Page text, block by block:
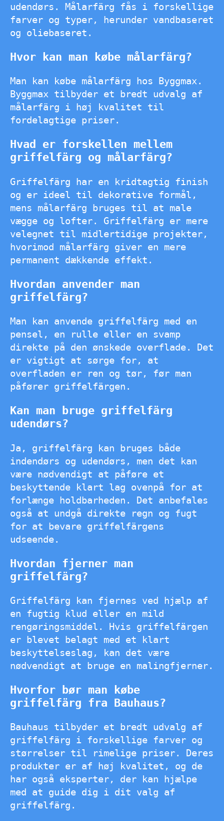
udendørs. Målarfärg fås i forskellige
farver og typer, herunder vandbaseret
og oliebaseret.
Hvor kan man købe målarfärg?
Man kan købe målarfärg hos Byggmax.
Byggmax tilbyder et bredt udvalg af
målarfärg i høj kvalitet til
fordelagtige priser.
Hvad er forskellen mellem
griffelfärg og målarfärg?
Griffelfärg har en kridtagtig finish
og er ideel til dekorative formål,
mens målarfärg bruges til at male
vægge og lofter. Griffelfärg er mere
velegnet til midlertidige projekter,
hvorimod målarfärg giver en mere
permanent dækkende effekt.
Hvordan anvender man
griffelfärg?
Man kan anvende griffelfärg med en
pensel, en rulle eller en svamp
direkte på den ønskede overflade. Det
er vigtigt at sørge for, at
overfladen er ren og tør, før man
påfører griffelfärgen.
Kan man bruge griffelfärg
udendørs?
Ja, griffelfärg kan bruges både
indendørs og udendørs, men det kan
være nødvendigt at påføre et
beskyttende klart lag ovenpå for at
forlænge holdbarheden. Det anbefales
også at undgå direkte regn og fugt
for at bevare griffelfärgens
udseende.
Hvordan fjerner man
griffelfärg?
Griffelfärg kan fjernes ved hjælp af
en fugtig klud eller en mild
rengøringsmiddel. Hvis griffelfärgen
er blevet belagt med et klart
beskyttelseslag, kan det være
nødvendigt at bruge en malingfjerner.
Hvorfor bør man købe
griffelfärg fra Bauhaus?
Bauhaus tilbyder et bredt udvalg af
griffelfärg i forskellige farver og
størrelser til rimelige priser. Deres
produkter er af høj kvalitet, og de
har også eksperter, der kan hjælpe
med at guide dig i dit valg af
griffelfärg.